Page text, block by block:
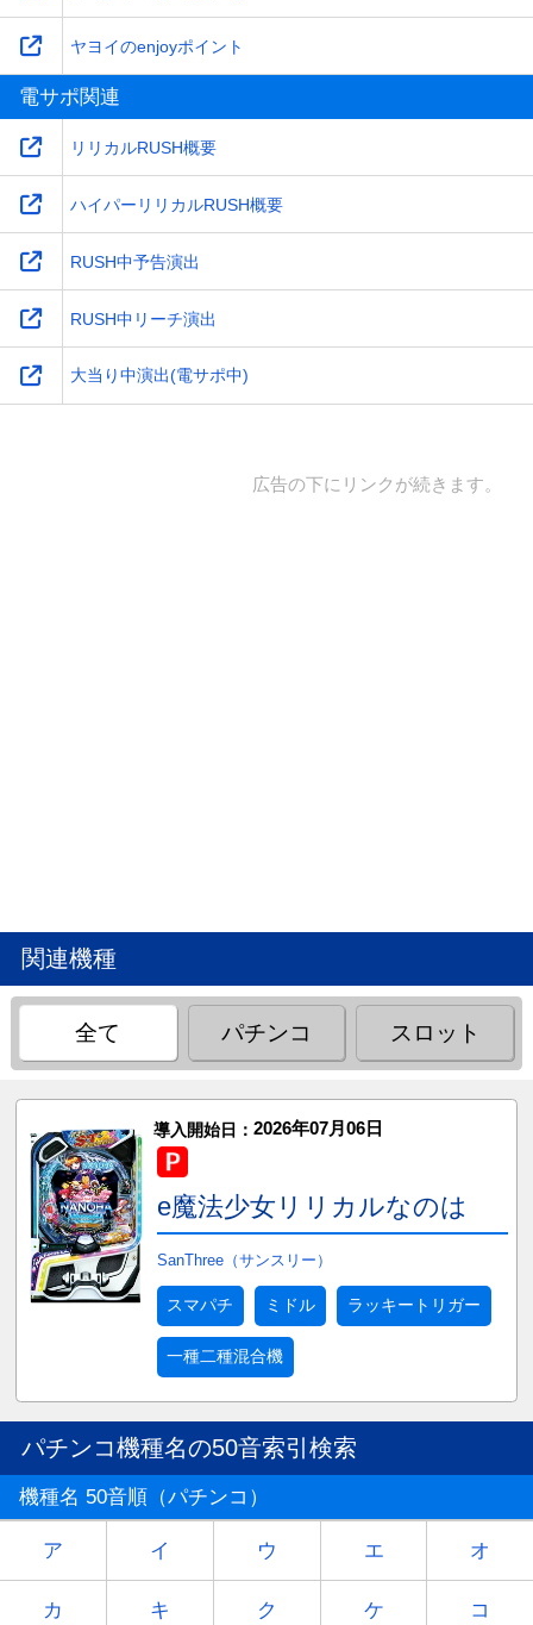
ヤヨイのenjoyポイント
電サポ関連
リリカルRUSH概要
ハイパーリリカルRUSH概要
RUSH中予告演出
RUSH中リーチ演出
大当り中演出(電サポ中)
広告の下にリンクが続きます。
関連機種
全て パチンコ スロット
導入開始日： 2026年07月06日
e魔法少女リリカルなのは
SanThree（サンスリー）
スマパチ ミドル ラッキートリガー
一種二種混合機
パチンコ機種名の50音索引検索
機種名 50音順（パチンコ）
ア イ ウ エ オ
カ キ ク ケ コ